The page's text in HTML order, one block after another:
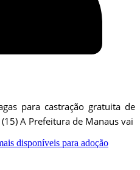
para castração gratuita de
A Prefeitura de Manaus vai